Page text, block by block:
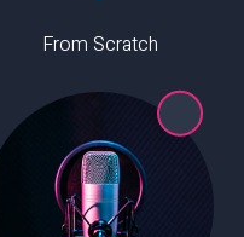
From Scratch